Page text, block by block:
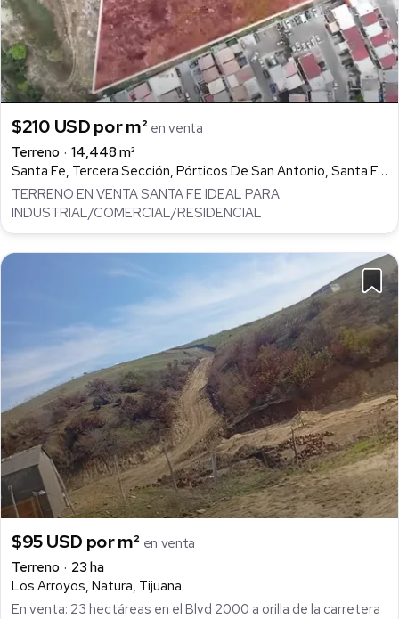
$210 USD por m² en venta
Terreno
14,448 m²
Santa Fe, Tercera Sección, Pórticos De San Antonio, Santa Fe, Tijuana
TERRENO EN VENTA SANTA FE IDEAL PARA
INDUSTRIAL/COMERCIAL/RESIDENCIAL
$95 USD por m² en venta
Terreno
23 ha
Los Arroyos, Natura, Tijuana
En venta: 23 hectáreas en el Blvd 2000 a orilla de la carretera